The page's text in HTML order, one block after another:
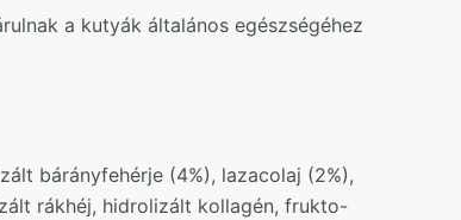
a kutyák általános egészségéhez
bárányfehérje (4%), lazacolaj (2%),
rákhéj, hidrolizált kollagén, frukto-